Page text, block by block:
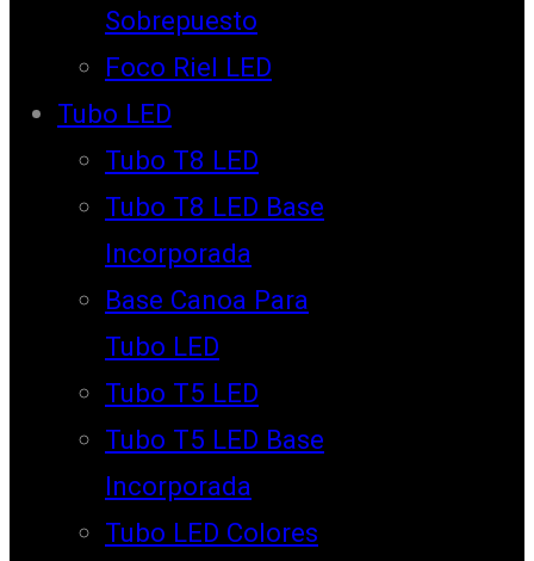
Sobrepuesto
Foco Riel LED
Tubo LED
Tubo T8 LED
Tubo T8 LED Base
Incorporada
Base Canoa Para
Tubo LED
Tubo T5 LED
Tubo T5 LED Base
Incorporada
Tubo LED Colores